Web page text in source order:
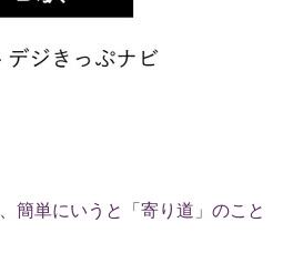
簡単にいうと「寄り道」のこと